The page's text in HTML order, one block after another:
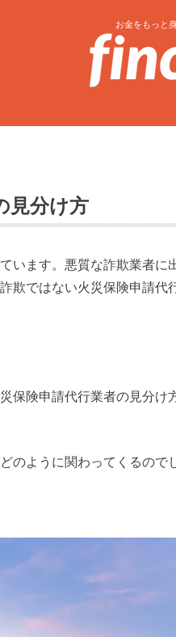
お金をもっと
見分け方
います。悪質な詐欺業者に
欺ではない火災保険申請代
保険申請代行業者の見分け
のように関わってくるので